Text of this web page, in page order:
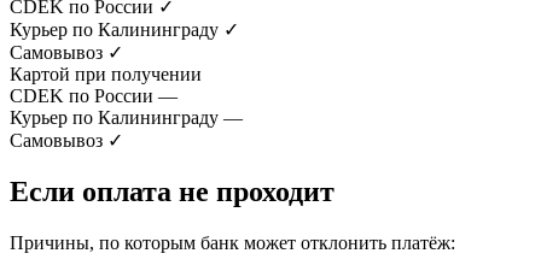
CDEK по России ✓
Курьер по Калининграду ✓
Самовывоз ✓
Картой при получении
CDEK по России —
Курьер по Калининграду —
Самовывоз ✓
Если оплата не проходит
Причины, по которым банк может отклонить платёж: